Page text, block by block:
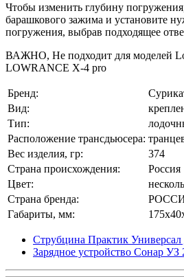
Чтобы изменить глубину
барашкового зажима и установите
погружения, выбрав подходящее
ВАЖНО, Не подходит для моделей
LOWRANCE X-4 pro
Бренд:
Вид:
Тип:
Расположение трансдьюсера:
Вес изделия, гр:
374
Страна происхождения:
Россия
Цвет:
Страна бренда:
Габариты, мм:
Струбцина Практик Универсал
Зарядное устройство Сонар УЗ